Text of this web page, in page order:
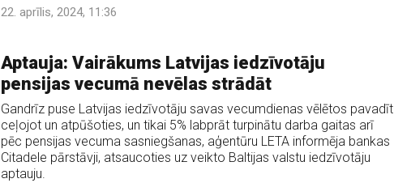
22. aprīlis, 2024, 11:36
Aptauja: Vairākums Latvijas iedzīvotāju
pensijas vecumā nevēlas strādāt
Gandrīz puse Latvijas iedzīvotāju savas vecumdienas vēlētos pavadīt
ceļojot un atpūšoties, un tikai 5% labprāt turpinātu darba gaitas arī
pēc pensijas vecuma sasniegšanas, aģentūru LETA informēja bankas
Citadele pārstāvji, atsaucoties uz veikto Baltijas valstu iedzīvotāju
aptauju.